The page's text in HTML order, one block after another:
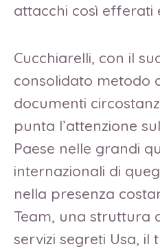
attacchi così efferati
Cucchiarelli, con il
consolidato metodo
documenti
punta l’attenzione
Paese nelle grandi
internazionali di
nella presenza
Team, una struttura
servizi segreti Usa,